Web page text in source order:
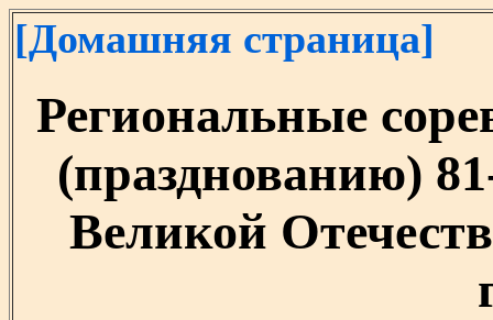
[Домашняя страница]
Региональные
(празднованию)
Великой